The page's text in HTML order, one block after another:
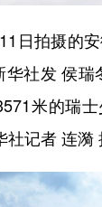
拍摄的安
华社发 侯
米的瑞
记者 连漪